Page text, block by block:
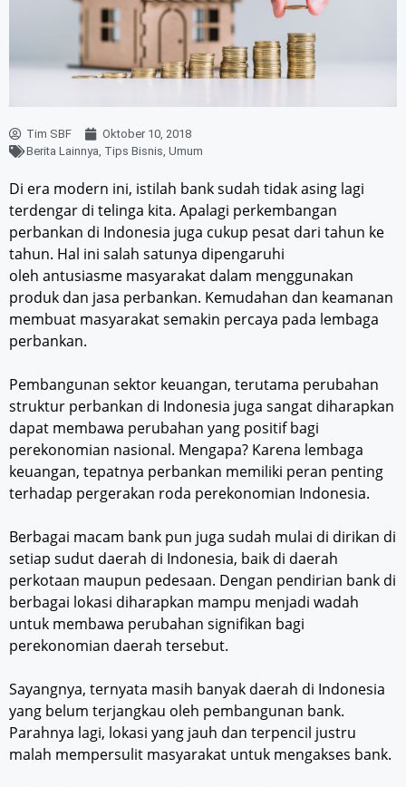
Tim SBF
Oktober 10, 2018
Berita Lainnya, Tips Bisnis, Umum
Di era modern ini, istilah bank sudah tidak asing lagi
terdengar di telinga kita. Apalagi perkembangan
perbankan di Indonesia juga cukup pesat dari tahun ke
tahun. Hal ini salah satunya dipengaruhi
oleh antusiasme masyarakat dalam menggunakan
produk dan jasa perbankan. Kemudahan dan keamanan
membuat masyarakat semakin percaya pada lembaga
perbankan.
Pembangunan sektor keuangan, terutama perubahan
struktur perbankan di Indonesia juga sangat diharapkan
dapat membawa perubahan yang positif bagi
perekonomian nasional. Mengapa? Karena lembaga
keuangan, tepatnya perbankan memiliki peran penting
terhadap pergerakan roda perekonomian Indonesia.
Berbagai macam bank pun juga sudah mulai di dirikan di
setiap sudut daerah di Indonesia, baik di daerah
perkotaan maupun pedesaan. Dengan pendirian bank di
berbagai lokasi diharapkan mampu menjadi wadah
untuk membawa perubahan signifikan bagi
perekonomian daerah tersebut.
Sayangnya, ternyata masih banyak daerah di Indonesia
yang belum terjangkau oleh pembangunan bank.
Parahnya lagi, lokasi yang jauh dan terpencil justru
malah mempersulit masyarakat untuk mengakses bank.